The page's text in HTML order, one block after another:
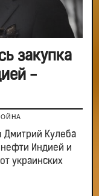
закупка
-
Дмитрий Кулеба
нефти Индией и
украинских